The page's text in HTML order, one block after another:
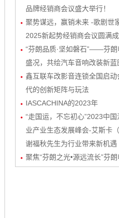
品牌经销商会议盛大举行！
聚势谋远，赢销未来 -歌剧世
2025新起势经销商会议圆满成
“芬朗品质·坚如磐石”——芬
盛况，共绘汽车音响改装新蓝
鑫互联车改影音连锁全国启
代的创新矩阵与玩法
IASCACHINA的2023年
“走国运，不忘初心”2023中
业产业生态发展峰会-艾斯卡
谢福秋先生为行业带来新机遇
聚焦“芬朗之光•源远流长”芬